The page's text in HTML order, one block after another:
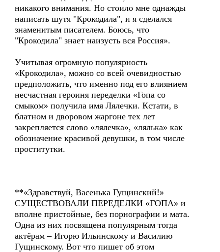
никакого внимания. Но стоило мне однажды
написать шутя "Крокодила", и я сделался
знаменитым писателем. Боюсь, что
"Крокодила" знает наизусть вся Россия».
Учитывая огромную популярность
«Крокодила», можно со всей очевидностью
предположить, что именно под его влиянием
несчастная героиня переделки «Гопа со
смыком» получила имя Лялечки. Кстати, в
блатном и дворовом жаргоне тех лет
закрепляется слово «лялечка», «лялька» как
обозначение красивой девушки, в том числе
проститутки.
**«Здравствуй, Васенька Гущинский!»
СУЩЕСТВОВАЛИ ПЕРЕДЕЛКИ «ГОПА» и
вполне пристойные, без порнографии и мата.
Одна из них посвящена популярным тогда
актёрам – Игорю Ильинскому и Василию
Гущинскому. Вот что пишет об этом